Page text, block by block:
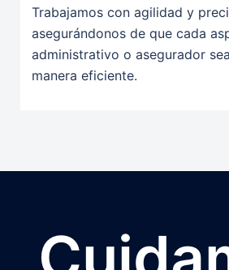
Trabajamos con agilidad y
asegurándonos de que cada
administrativo o asegurador
manera eficiente.